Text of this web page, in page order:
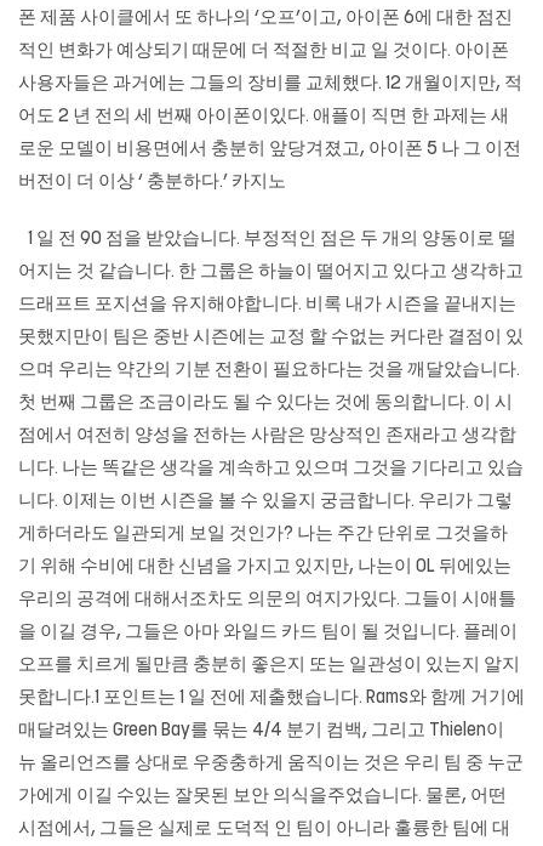
폰 제품 사이클에서 또 하나의 ‘오프’이고, 아이폰 6에 대한 점진
적인 변화가 예상되기 때문에 더 적절한 비교 일 것이다. 아이폰
사용자들은 과거에는 그들의 장비를 교체했다. 12 개월이지만, 적
어도 2 년 전의 세 번째 아이폰이있다. 애플이 직면 한 과제는 새
로운 모델이 비용면에서 충분히 앞당겨졌고, 아이폰 5 나 그 이전
버전이 더 이상 ‘ 충분하다.’ 카지노
1 일 전 90 점을 받았습니다. 부정적인 점은 두 개의 양동이로 떨
어지는 것 같습니다. 한 그룹은 하늘이 떨어지고 있다고 생각하고
드래프트 포지션을 유지해야합니다. 비록 내가 시즌을 끝내지는
못했지만이 팀은 중반 시즌에는 교정 할 수없는 커다란 결점이 있
으며 우리는 약간의 기분 전환이 필요하다는 것을 깨달았습니다.
첫 번째 그룹은 조금이라도 될 수 있다는 것에 동의합니다. 이 시
점에서 여전히 양성을 전하는 사람은 망상적인 존재라고 생각합
니다. 나는 똑같은 생각을 계속하고 있으며 그것을 기다리고 있습
니다. 이제는 이번 시즌을 볼 수 있을지 궁금합니다. 우리가 그렇
게하더라도 일관되게 보일 것인가? 나는 주간 단위로 그것을하
기 위해 수비에 대한 신념을 가지고 있지만, 나는이 OL 뒤에있는
우리의 공격에 대해서조차도 의문의 여지가있다. 그들이 시애틀
을 이길 경우, 그들은 아마 와일드 카드 팀이 될 것입니다. 플레이
오프를 치르게 될만큼 충분히 좋은지 또는 일관성이 있는지 알지
못합니다.1 포인트는 1 일 전에 제출했습니다. Rams와 함께 거기에
매달려있는 Green Bay를 묶는 4/4 분기 컴백, 그리고 Thielen이
뉴 올리언즈를 상대로 우중충하게 움직이는 것은 우리 팀 중 누군
가에게 이길 수있는 잘못된 보안 의식을주었습니다. 물론, 어떤
시점에서, 그들은 실제로 도덕적 인 팀이 아니라 훌륭한 팀에 대